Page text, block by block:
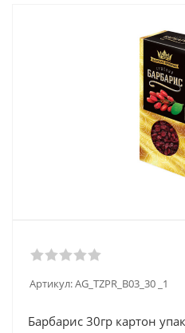
Артикул:AG_TZPR_B03_30 _1
Барбарис 30гр картон